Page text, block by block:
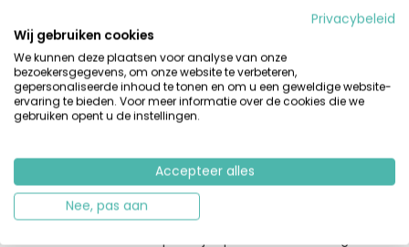
Zeeland ontdekken
De Zeeuwse stranden zijn overal dichtbij op Walcheren.
En wat wel heel bijzonder is dat deze stranden een van
de schoonste stranden aan de Nederlandse kust zijn.
Jaarlijks worden veel Zeeuwse stranden onderscheiden
met een Blauwe vlag, dat staat garant voor zorgeloos
EHBO post, toiletten, afvalbakken en voorzieningen voor
mindervaliden.
Als gast van Camping Dishoek kun je gratis gebruik
Privacybeleid
Wij gebruiken cookies
We kunnen deze plaatsen voor analyse van onze
bezoekersgegevens, om onze website te verbeteren,
gepersonaliseerde inhoud te tonen en om u een geweldige website-
ervaring te bieden. Voor meer informatie over de cookies die we
gebruiken opent u de instellingen.
Accepteer alles
Nee, pas aan